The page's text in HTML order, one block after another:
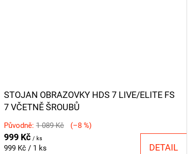
STOJAN OBRAZOVKY HDS 7 LIVE/ELITE FS
7 VČETNĚ ŠROUBŮ
Původně: 1 089 Kč (–8 %)
999 Kč / ks
Měrná
999 Kč / 1 ks DETAIL